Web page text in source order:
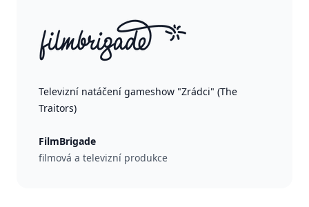
Televizní natáčení gameshow "Zrádci" (The
Traitors)
FilmBrigade
filmová a televizní produkce